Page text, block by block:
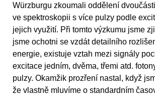
Würzburgu zkoumali oddělení
ve spektroskopii s více pulzy podle
jejich využití. Při tomto výzkumu jsme
jsme ochotni se vzdát detailního
energie, existuje vztah mezi signály
excitace jedním, dvěma, třemi atd.
pulzy. Okamžik prozření nastal, když
že vlastně mluvíme o standardním